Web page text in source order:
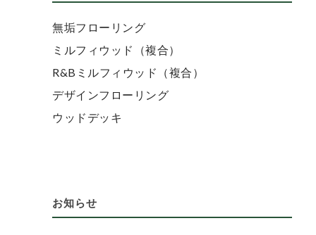
無垢フローリング
ミルフィウッド（複合）
R&Bミルフィウッド（複合）
デザインフローリング
ウッドデッキ
お知らせ